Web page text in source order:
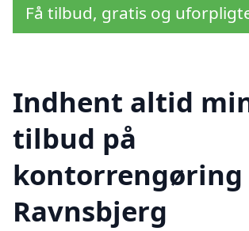
Få tilbud, gratis og
Indhent altid
tilbud på
kontorrengøring
Ravnsbjerg